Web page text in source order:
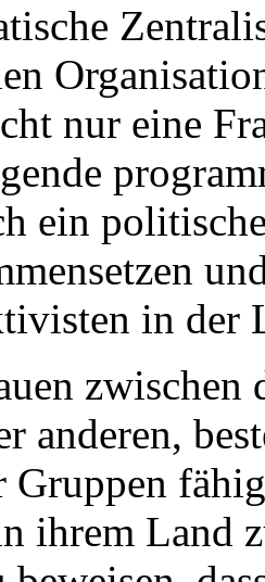
nur eine
ein
in der
anderen,
Gruppen
ihrem Land